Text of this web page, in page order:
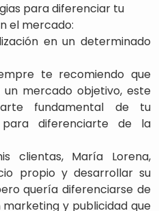
para diferenciar tu
el mercado:
en un determinado
te recomiendo que
mercado objetivo, este
fundamental de tu
diferenciarte de la
clientas, María Lorena,
propio y desarrollar su
quería diferenciarse de
y publicidad que